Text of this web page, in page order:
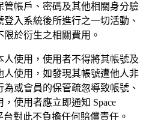
管帳戶、密碼及其他相關身分驗
入系統後所進行之一切活動、
於衍生之相關費用。
人使用，使用者不得將其帳號及
人使用，如發現其帳號遭他人非
或會員的保管疏忽導致帳號、
使用者應立即通知 Space
台對此不負擔任何賠償責任。